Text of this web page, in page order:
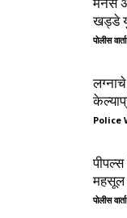
खड्डे
पोलीस वार्ता
Police
पीपल्स
महसूल
पोलीस वार्ता